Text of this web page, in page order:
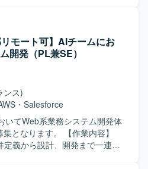
修正を行います。 コードレビュ
。 PMI（事業譲渡後の統合）に
ームワー
ントエンド : React 18 /
(GraphQL) デザインツール：
RDS インフラ : AWS
GitHub コミュニケーション/タ
Notion を利用しています。
モート可】AIチームにお
開発（PL兼SE）
ンス)
・ Salesforce
いてWeb系業務システム開発体
す。 【作業内容】
義から設計、開発まで一連の